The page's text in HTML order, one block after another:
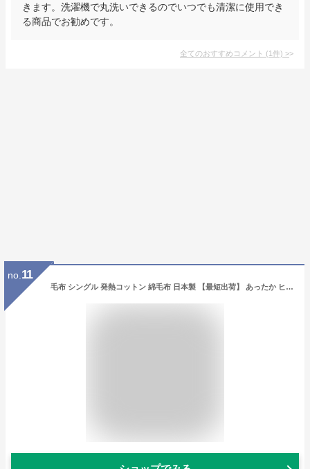
きます。洗濯機で丸洗いできるのでいつでも清潔に使用でき
る商品でお勧めです。
全てのおすすめコメント (1件) >
no. 11
毛布 シングル 発熱コットン 綿毛布 日本製 【最短出荷】 あったか ヒート コットン ケット シール織り ウォームサポート ふかふかケット ロマンス小杉 無地 軽い 軽量 薄い おしゃれ ブランケット3430-2016 3430-6100